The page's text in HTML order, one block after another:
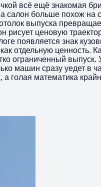
всё ещё знакомая
больше похож на
выпуска
рисует ценовую
появляется знак
отдельную
ограниченный
машин сразу уедет в
голая математика